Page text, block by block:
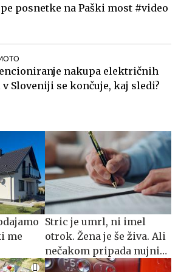
posnetke na Paški most #video
nakupa električnih
Sloveniji se končuje, kaj sledi?
me
Stric je umrl, ni imel
otrok. Žena je še živa. Ali
nečakom pripada nujni
delež?